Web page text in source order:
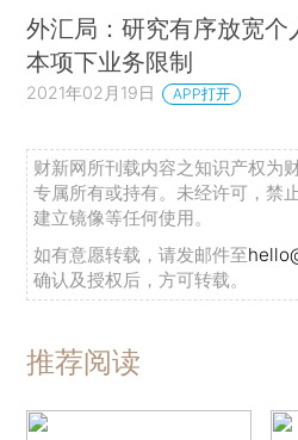
外汇局：研究有序放宽个
本项下业务限制
2021年02月19日 APP打开
财新网所刊载内容之知识产权为
专属所有或持有。未经许可，禁
建立镜像等任何使用。
如有意愿转载，请发邮件至
确认及授权后，方可转载。
推荐阅读